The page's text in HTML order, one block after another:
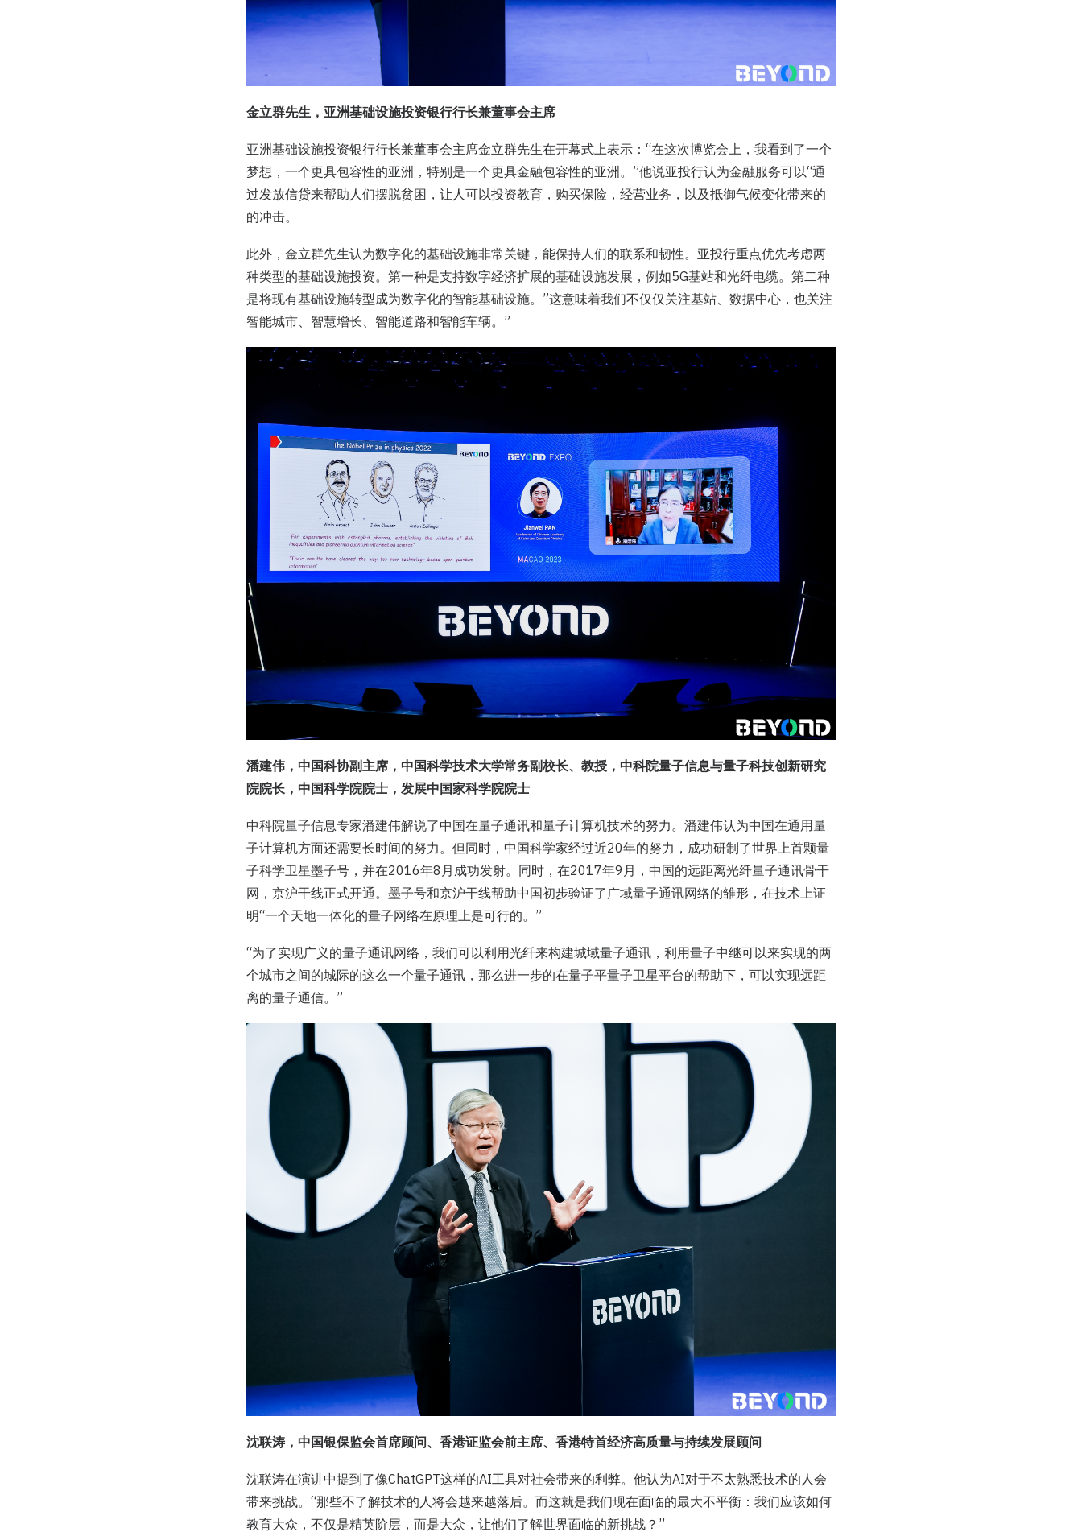
金立群先生，亚洲基础设施投资银行行长兼董事会主席
亚洲基础设施投资银行行长兼董事会主席金立群先生在开幕式上表示：“在这次博览会上，我看到了一个
梦想，一个更具包容性的亚洲，特别是一个更具金融包容性的亚洲。”他说亚投行认为金融服务可以“通
过发放信贷来帮助人们摆脱贫困，让人可以投资教育，购买保险，经营业务，以及抵御气候变化带来的
的冲击。
此外，金立群先生认为数字化的基础设施非常关键，能保持人们的联系和韧性。亚投行重点优先考虑两
种类型的基础设施投资。第一种是支持数字经济扩展的基础设施发展，例如5G基站和光纤电缆。第二种
是将现有基础设施转型成为数字化的智能基础设施。”这意味着我们不仅仅关注基站、数据中心，也关注
智能城市、智慧增长、智能道路和智能车辆。”
潘建伟，中国科协副主席，中国科学技术大学常务副校长、教授，中科院量子信息与量子科技创新研究
院院长，中国科学院院士，发展中国家科学院院士
中科院量子信息专家潘建伟解说了中国在量子通讯和量子计算机技术的努力。潘建伟认为中国在通用量
子计算机方面还需要长时间的努力。但同时，中国科学家经过近20年的努力，成功研制了世界上首颗量
子科学卫星墨子号，并在2016年8月成功发射。同时，在2017年9月，中国的远距离光纤量子通讯骨干
网，京沪干线正式开通。墨子号和京沪干线帮助中国初步验证了广域量子通讯网络的雏形，在技术上证
明“一个天地一体化的量子网络在原理上是可行的。”
“为了实现广义的量子通讯网络，我们可以利用光纤来构建城域量子通讯，利用量子中继可以来实现的两
个城市之间的城际的这么一个量子通讯，那么进一步的在量子平量子卫星平台的帮助下，可以实现远距
离的量子通信。”
沈联涛，中国银保监会首席顾问、香港证监会前主席、香港特首经济高质量与持续发展顾问
沈联涛在演讲中提到了像ChatGPT这样的AI工具对社会带来的利弊。他认为AI对于不太熟悉技术的人会
带来挑战。“那些不了解技术的人将会越来越落后。而这就是我们现在面临的最大不平衡：我们应该如何
教育大众，不仅是精英阶层，而是大众，让他们了解世界面临的新挑战？”